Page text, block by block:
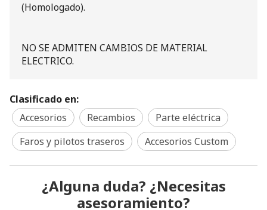
(Homologado).
NO SE ADMITEN CAMBIOS DE MATERIAL
ELECTRICO.
Clasificado en:
Accesorios
Recambios
Parte eléctrica
Faros y pilotos traseros
Accesorios Custom
¿Alguna duda? ¿Necesitas
asesoramiento?